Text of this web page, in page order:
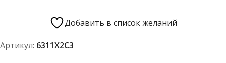
Добавить в список желаний
Артикул: 6311X2C3